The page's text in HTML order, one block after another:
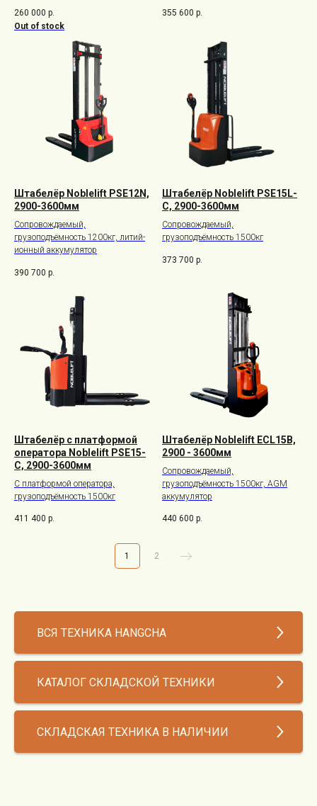
260 000 р.
Out of stock
355 600 р.
Штабелёр Noblelift PSE12N,
2900-3600мм
Сопровождаемый,
грузоподъёмность 1200кг, литий-
ионный аккумулятор
390 700 р.
Штабелёр Noblelift PSE15L-
C, 2900-3600мм
Сопровождаемый,
грузоподъёмность 1500кг
373 700 р.
Штабелёр с платформой
оператора Noblelift PSE15-
C, 2900-3600мм
С платформой оператора,
грузоподъёмность 1500кг
411 400 р.
Штабелёр Noblelift ECL15B,
2900 - 3600мм
Сопровождаемый,
грузоподъёмность 1500кг, AGM
аккумулятор
440 600 р.
1 2
ВСЯ ТЕХНИКА HANGCHA
КАТАЛОГ СКЛАДСКОЙ ТЕХНИКИ
СКЛАДСКАЯ ТЕХНИКА В НАЛИЧИИ